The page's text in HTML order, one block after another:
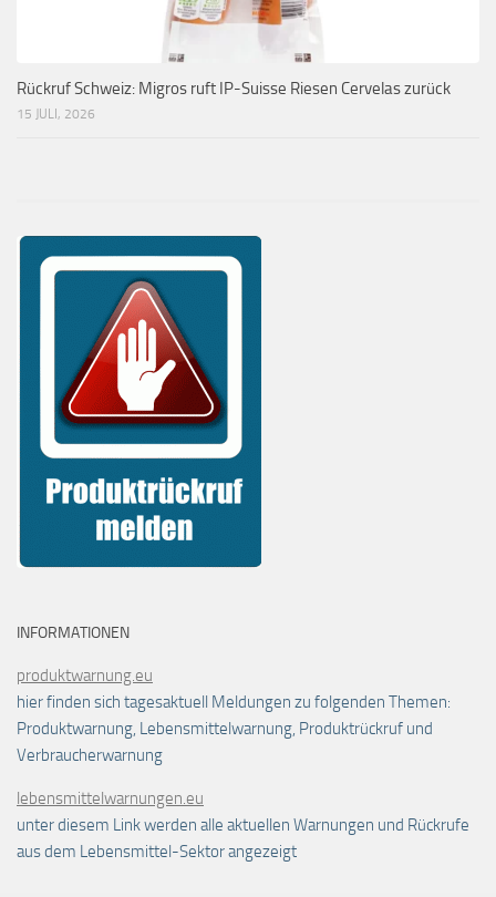
Rückruf Schweiz: Migros ruft IP-Suisse Riesen Cervelas zurück
15 JULI, 2026
INFORMATIONEN
produktwarnung.eu
hier finden sich tagesaktuell Meldungen zu folgenden Themen:
Produktwarnung, Lebensmittelwarnung, Produktrückruf und
Verbraucherwarnung
lebensmittelwarnungen.eu
unter diesem Link werden alle aktuellen Warnungen und Rückrufe
aus dem Lebensmittel-Sektor angezeigt